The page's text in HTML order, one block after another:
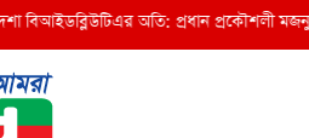
অতি: প্রধান প্রকৌশলী মজনু মিয়া●